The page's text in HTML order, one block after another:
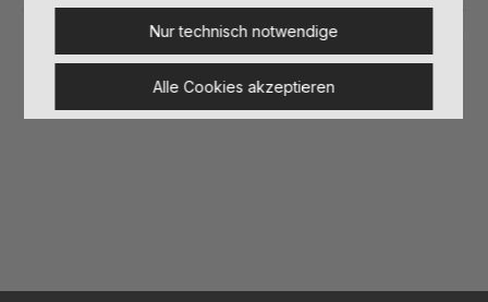
HerstellerinformationenNur technisch notwendige
Alle Cookies akzeptieren